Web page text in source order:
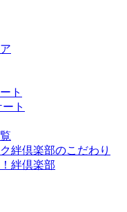
ト
ト
絆倶楽部のこだわり
絆倶楽部